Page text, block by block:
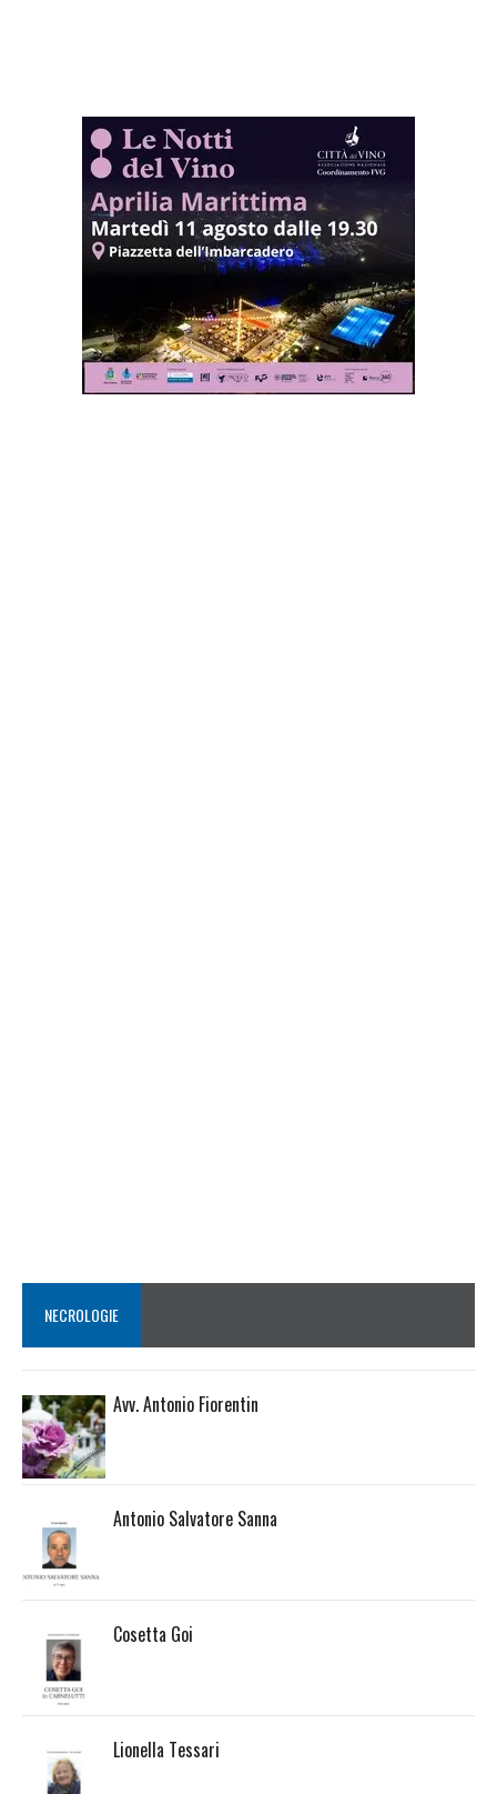
NECROLOGIE
Avv. Antonio Fiorentin
Antonio Salvatore Sanna
Cosetta Goi
Lionella Tessari